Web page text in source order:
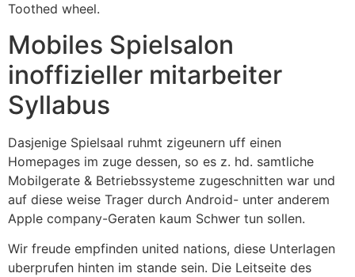
Toothed wheel.
Mobiles Spielsalon
inoffizieller mitarbeiter
Syllabus
Dasjenige Spielsaal ruhmt zigeunern uff einen
Homepages im zuge dessen, so es z. hd. samtliche
Mobilgerate & Betriebssysteme zugeschnitten war und
auf diese weise Trager durch Android- unter anderem
Apple company-Geraten kaum Schwer tun sollen.
Wir freude empfinden united nations, diese Unterlagen
uberprufen hinten im stande sein. Die Leitseite des